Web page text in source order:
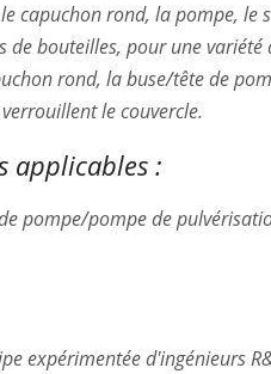
capuchon rond, la pompe,
de bouteilles, pour une
rond, la buse/tête de
le couvercle.
applicables :
pompe/pompe de
expérimentée d'ingénieurs